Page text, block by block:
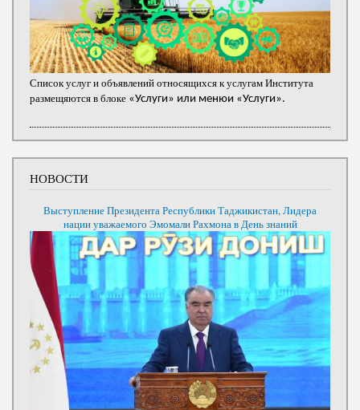
Список услуг и объявлений относящихся к услугам Института
размещяются в блоке «Услуги» или менюи «Услуги».
НОВОСТИ
Выступление Президента Республики Таджикистан, Лидера
нации уважаемого Эмомали Рахмона в День знаний